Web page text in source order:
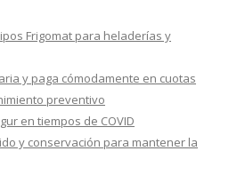
Frigomat para heladerías y
y paga cómodamente en cuotas
preventivo
en tiempos de COVID
y conservación para mantener la